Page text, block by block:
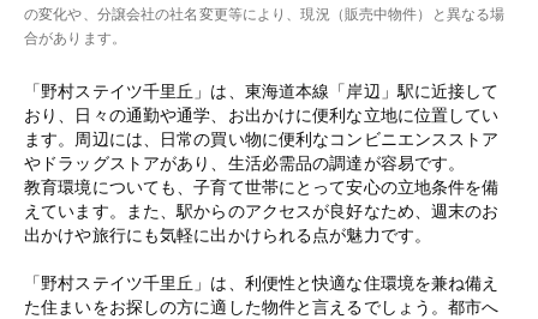
の変化や、分譲会社の社名変更等により、現況（販売中物件）と異なる場
合があります。
「野村ステイツ千里丘」は、東海道本線「岸辺」駅に近接して
おり、日々の通勤や通学、お出かけに便利な立地に位置してい
ます。周辺には、日常の買い物に便利なコンビニエンスストア
やドラッグストアがあり、生活必需品の調達が容易です。
教育環境についても、子育て世帯にとって安心の立地条件を備
えています。また、駅からのアクセスが良好なため、週末のお
出かけや旅行にも気軽に出かけられる点が魅力です。
「野村ステイツ千里丘」は、利便性と快適な住環境を兼ね備え
た住まいをお探しの方に適した物件と言えるでしょう。都市へ